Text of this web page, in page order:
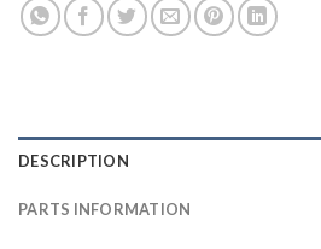
DESCRIPTION
PARTS INFORMATION